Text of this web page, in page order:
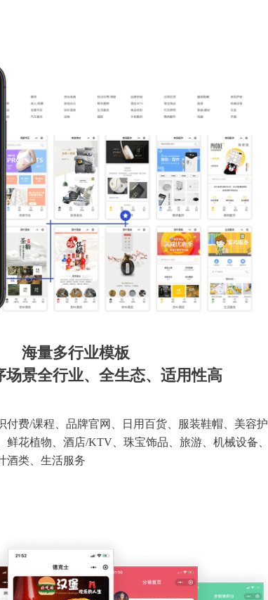
海量多行业模板
场景全行业、全生态、适用性高
付费/课程、品牌官网、日用百货、服装鞋帽、美容护
鲜花植物、酒店/KTV、珠宝饰品、旅游、机械设备、
酒类、生活服务